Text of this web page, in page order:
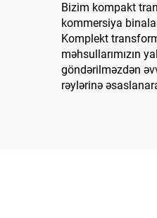
Bizim kompakt
kommersiya
Komplekt
məhsullarımızın
göndərilməzdən
rəylərinə